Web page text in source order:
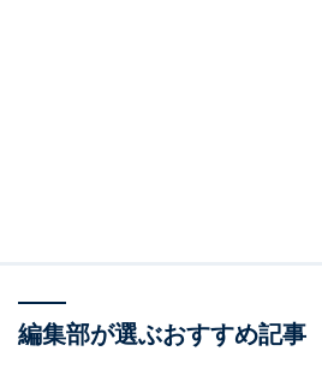
次ページ 正
編集部が選ぶおすすめ記事